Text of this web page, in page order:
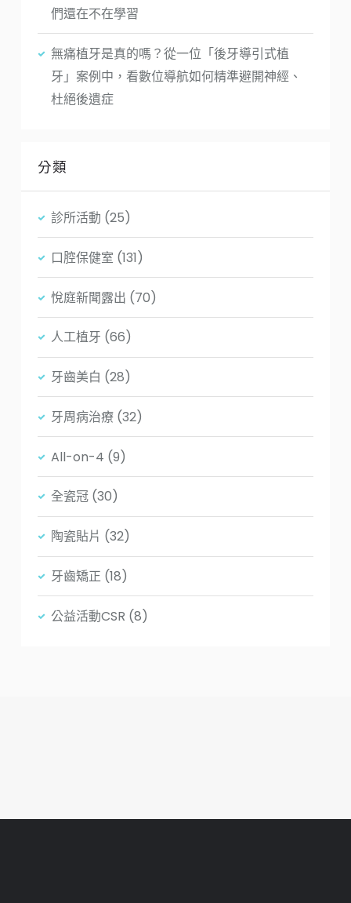
們還在不在學習
無痛植牙是真的嗎？從一位「後牙導引式植
牙」案例中，看數位導航如何精準避開神經、
杜絕後遺症
分類
診所活動 (25)
口腔保健室 (131)
悅庭新聞露出 (70)
人工植牙 (66)
牙齒美白 (28)
牙周病治療 (32)
All-on-4 (9)
全瓷冠 (30)
陶瓷貼片 (32)
牙齒矯正 (18)
公益活動CSR (8)